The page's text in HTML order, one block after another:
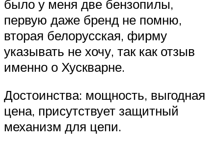
было у меня две бензопилы,
первую даже бренд не помню,
вторая белорусская, фирму
указывать не хочу, так как отзыв
именно о Хускварне.
Достоинства: мощность, выгодная
цена, присутствует защитный
механизм для цепи.